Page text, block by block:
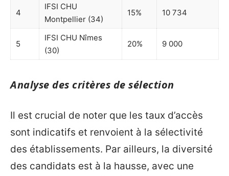
4
IFSI CHU
Montpellier (34)
15% 10 734
5
IFSI CHU Nîmes
(30)
20% 9 000
Analyse des critères de sélection
Il est crucial de noter que les taux d’accès
sont indicatifs et renvoient à la sélectivité
des établissements. Par ailleurs, la diversité
des candidats est à la hausse, avec une